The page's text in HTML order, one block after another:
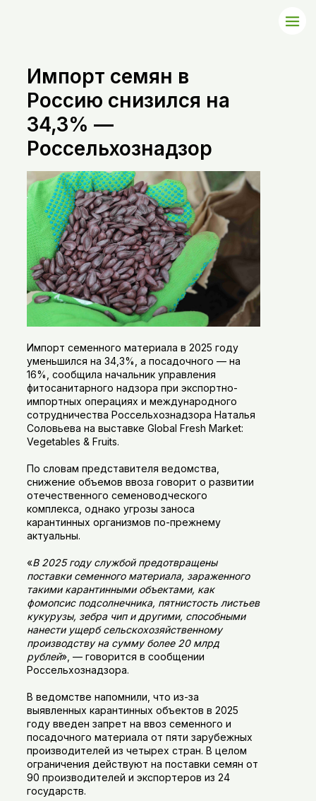
Импорт семян в
Россию снизился на
34,3% —
Россельхознадзор
Импорт семенного материала в 2025 году
уменьшился на 34,3%, а посадочного — на
16%, сообщила начальник управления
фитосанитарного надзора при экспортно-
импортных операциях и международного
сотрудничества Россельхознадзора Наталья
Соловьева на выставке Global Fresh Market:
Vegetables & Fruits.
По словам представителя ведомства,
снижение объемов ввоза говорит о развитии
отечественного семеноводческого
комплекса, однако угрозы заноса
карантинных организмов по-прежнему
актуальны.
«В 2025 году службой предотвращены
поставки семенного материала, зараженного
такими карантинными объектами, как
фомопсис подсолнечника, пятнистость листьев
кукурузы, зебра чип и другими, способными
нанести ущерб сельскохозяйственному
производству на сумму более 20 млрд
рублей», — говорится в сообщении
Россельхознадзора.
В ведомстве напомнили, что из-за
выявленных карантинных объектов в 2025
году введен запрет на ввоз семенного и
посадочного материала от пяти зарубежных
производителей из четырех стран. В целом
ограничения действуют на поставки семян от
90 производителей и экспортеров из 24
государств.